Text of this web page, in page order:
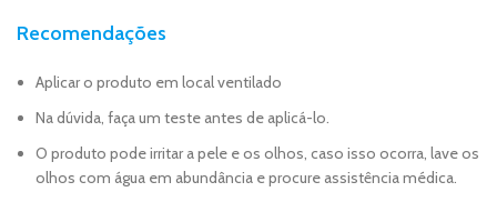
Recomendações
Aplicar o produto em local ventilado
Na dúvida, faça um teste antes de aplicá-lo.
O produto pode irritar a pele e os olhos, caso isso ocorra, lave os
olhos com água em abundância e procure assistência médica.